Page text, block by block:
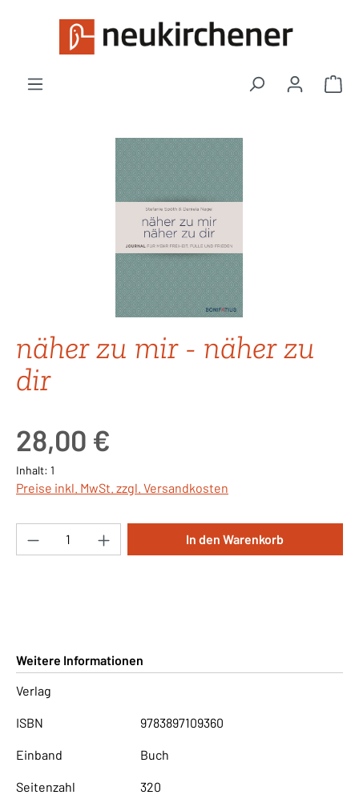
Zum Hauptinhalt springen
Bildergalerie überspringen
näher zu mir - näher zu
dir
28,00 €
Inhalt: 1
Preise inkl. MwSt. zzgl. Versandkosten
Produkt Anzahl: Gib den gewünschten
In den Warenkorb
Weitere Informationen
Verlag
ISBN 9783897109360
Einband Buch
Seitenzahl 320